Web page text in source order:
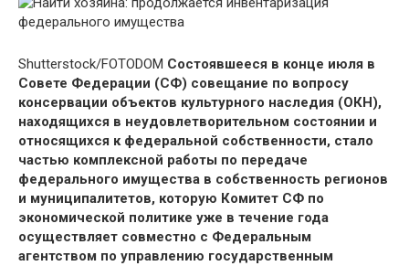
Shutterstock/FOTODOM Состоявшееся в конце июля в
Совете Федерации (СФ) совещание по вопросу
консервации объектов культурного наследия (ОКН),
находящихся в неудовлетворительном состоянии и
относящихся к федеральной собственности, стало
частью комплексной работы по передаче
федерального имущества в собственность регионов
и муниципалитетов, которую Комитет СФ по
экономической политике уже в течение года
осуществляет совместно с Федеральным
агентством по управлению государственным